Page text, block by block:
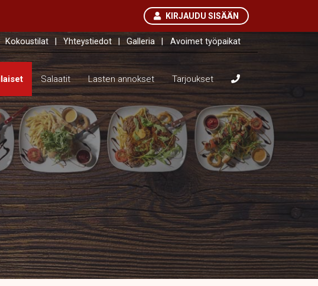
KIRJAUDU SISÄÄN
Kokoustilat | Yhteystiedot Galleria Avoimet työpaikat
Salaatit Lasten annokset Tarjoukset